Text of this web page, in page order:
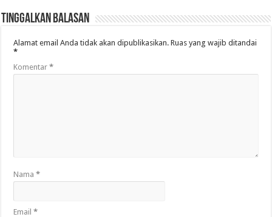
Tinggalkan Balasan
Alamat email Anda tidak akan dipublikasikan. Ruas yang wajib ditandai
*
Komentar*
Nama*
Email*